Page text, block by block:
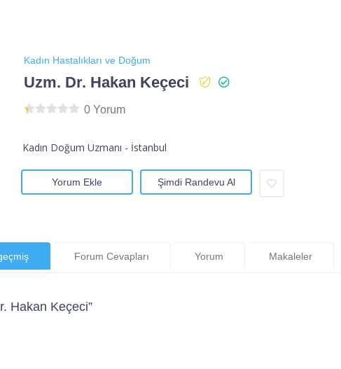
Kadın Hastalıkları ve Doğum
Uzm. Dr. Hakan Keçeci
0 Yorum
Kadın Doğum Uzmanı - İstanbul
Yorum Ekle Şimdi Randevu Al
Forum Cevapları Yorum Makaleler
Hakan Keçeci”